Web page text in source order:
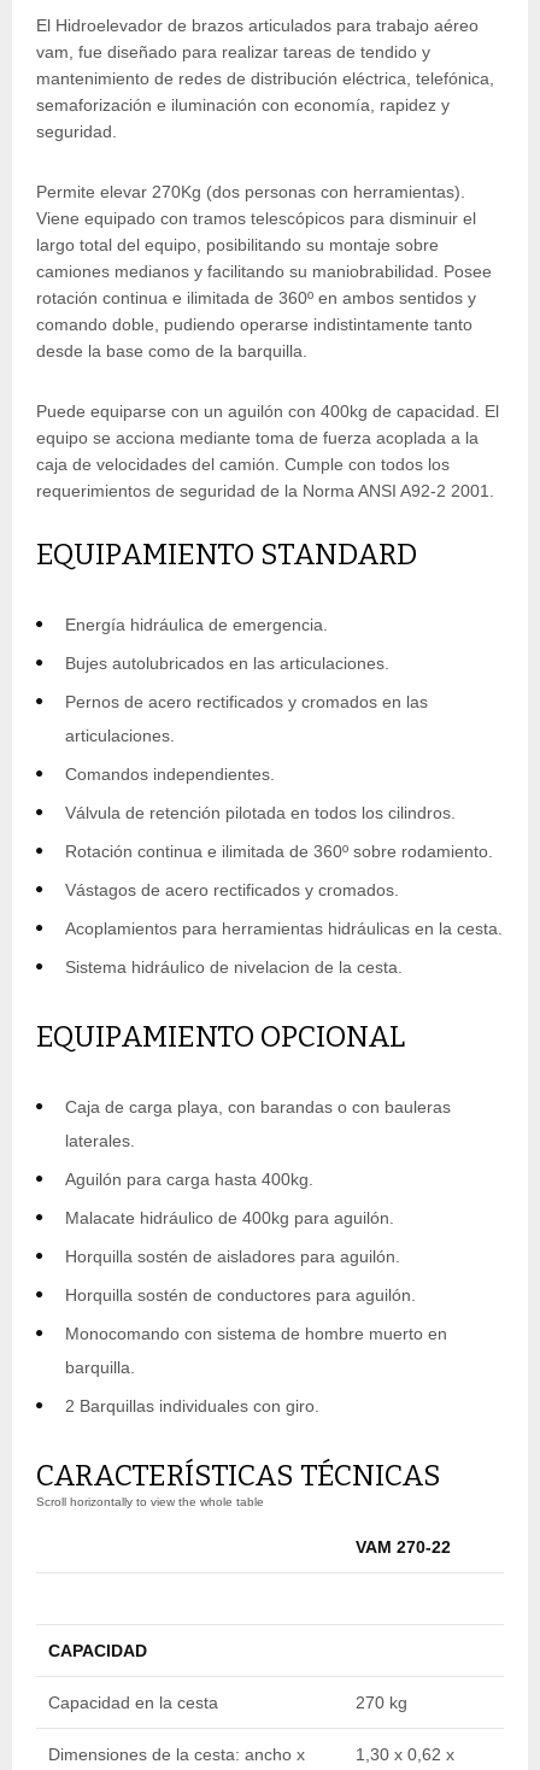
El Hidroelevador de brazos articulados para trabajo aéreo
vam, fue diseñado para realizar tareas de tendido y
mantenimiento de redes de distribución eléctrica, telefónica,
semaforización e iluminación con economía, rapidez y
seguridad.
Permite elevar 270Kg (dos personas con herramientas).
Viene equipado con tramos telescópicos para disminuir el
largo total del equipo, posibilitando su montaje sobre
camiones medianos y facilitando su maniobrabilidad. Posee
rotación continua e ilimitada de 360º en ambos sentidos y
comando doble, pudiendo operarse indistintamente tanto
desde la base como de la barquilla.
Puede equiparse con un aguilón con 400kg de capacidad. El
equipo se acciona mediante toma de fuerza acoplada a la
caja de velocidades del camión. Cumple con todos los
requerimientos de seguridad de la Norma ANSI A92-2 2001.
EQUIPAMIENTO STANDARD
Energía hidráulica de emergencia.
Bujes autolubricados en las articulaciones.
Pernos de acero rectificados y cromados en las
articulaciones.
Comandos independientes.
Válvula de retención pilotada en todos los cilindros.
Rotación continua e ilimitada de 360º sobre rodamiento.
Vástagos de acero rectificados y cromados.
Acoplamientos para herramientas hidráulicas en la cesta.
Sistema hidráulico de nivelacion de la cesta.
EQUIPAMIENTO OPCIONAL
Caja de carga playa, con barandas o con bauleras
laterales.
Aguilón para carga hasta 400kg.
Malacate hidráulico de 400kg para aguilón.
Horquilla sostén de aisladores para aguilón.
Horquilla sostén de conductores para aguilón.
Monocomando con sistema de hombre muerto en
barquilla.
2 Barquillas individuales con giro.
CARACTERÍSTICAS TÉCNICAS
VAM 270-22
CAPACIDAD
Capacidad en la cesta 270 kg
Dimensiones de la cesta: ancho x
1,30 x 0,62 x